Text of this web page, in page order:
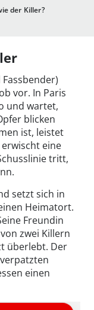
der Killer?
vor. In Paris
und wartet,
blicken
ist, leistet
eine
tritt,
setzt sich in
Heimatort.
Freundin
zwei Killern
überlebt. Der
einen